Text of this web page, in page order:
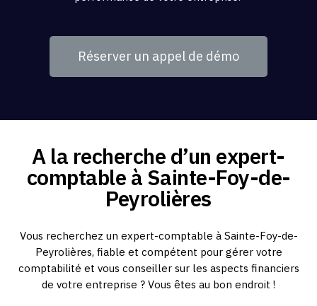
Réserver un appel de démo
A la recherche d’un expert-
comptable à Sainte-Foy-de-
Peyrolières
Vous recherchez un expert-comptable à Sainte-Foy-de-
Peyrolières, fiable et compétent pour gérer votre
comptabilité et vous conseiller sur les aspects financiers
de votre entreprise ? Vous êtes au bon endroit !